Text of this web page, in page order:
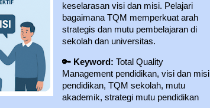
keselarasan visi dan misi. Pelajari
bagaimana TQM memperkuat arah
strategis dan mutu pembelajaran di
sekolah dan universitas.
🔑Keyword: Total Quality
Management pendidikan, visi dan misi
pendidikan, TQM sekolah, mutu
akademik, strategi mutu pendidikan